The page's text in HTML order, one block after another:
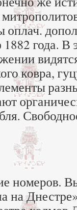
года. В
ковра,
номеров.